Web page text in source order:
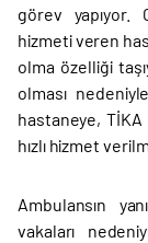
görev yapıyor.
hizmeti veren
olma özelliği
olması
hastaneye,
hızlı hizmet
Ambulansın
vakaları